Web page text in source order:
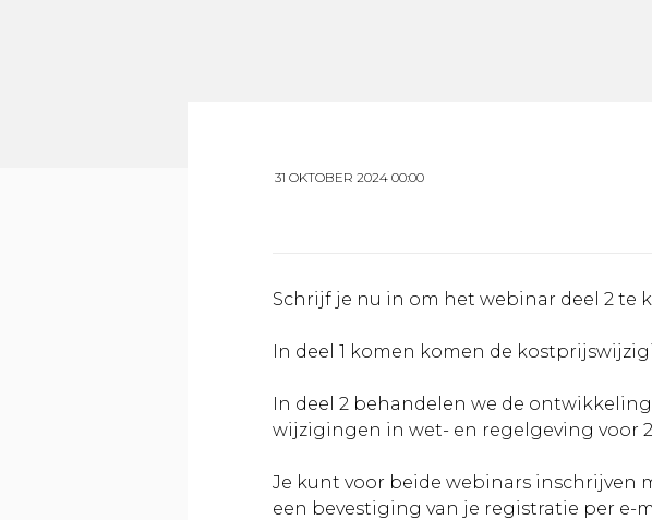
31 OKTOBER 2024 00:00
Schrijf je nu in om het webinar deel 2 te
In deel 1 komen komen de
In deel 2 behandelen we de
wijzigingen in wet- en regelgeving voor
Je kunt voor beide webinars inschrijven
een bevestiging van je registratie per e-